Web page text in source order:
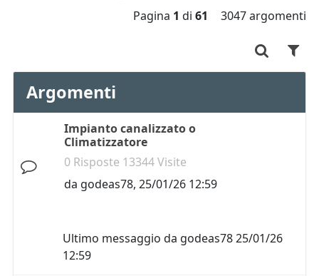
Pagina 1 di 61 3047 argomenti
Argomenti
Impianto canalizzato o
Climatizzatore
0 Risposte 13344 Visite
da godeas78, 25/01/26 12:59
Ultimo messaggio da godeas7825/01/26
12:59